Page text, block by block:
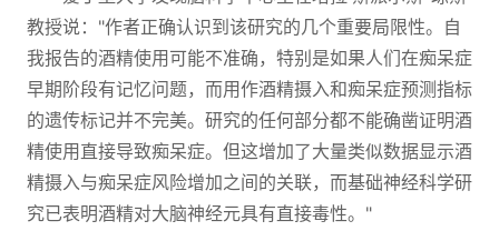
教授说："作者正确认识到该研究的几个重要局限性。自
我报告的酒精使用可能不准确，特别是如果人们在痴呆症
早期阶段有记忆问题，而用作酒精摄入和痴呆症预测指标
的遗传标记并不完美。研究的任何部分都不能确凿证明酒
精使用直接导致痴呆症。但这增加了大量类似数据显示酒
精摄入与痴呆症风险增加之间的关联，而基础神经科学研
究已表明酒精对大脑神经元具有直接毒性。"